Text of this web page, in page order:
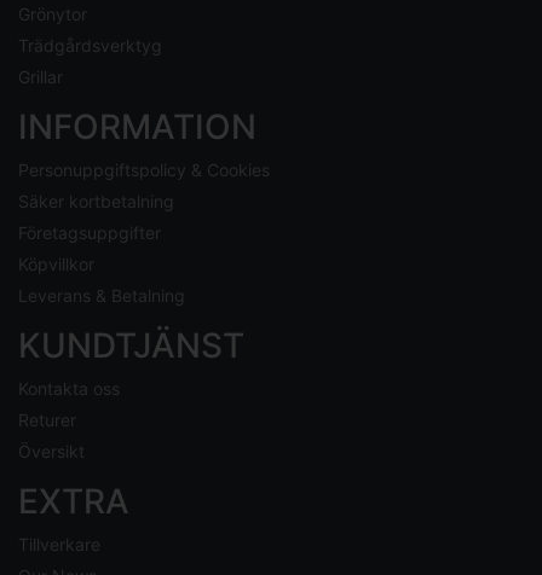
Grönytor
Trädgårdsverktyg
Grillar
INFORMATION
Personuppgiftspolicy & Cookies
Säker kortbetalning
Företagsuppgifter
Köpvillkor
Leverans & Betalning
KUNDTJÄNST
Kontakta oss
Returer
Översikt
EXTRA
Tillverkare